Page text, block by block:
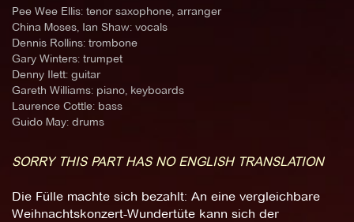
Pee Wee Ellis: tenor saxophone, arranger
China Moses, Ian Shaw: vocals
Dennis Rollins: trombone
Gary Winters: trumpet
Denny Ilett: guitar
Gareth Williams: piano, keyboards
Laurence Cottle: bass
Guido May: drums
SORRY THIS PART HAS NO ENGLISH TRANSLATION
Die Fülle machte sich bezahlt: An eine vergleichbare
Weihnachtskonzert-Wundertüte kann sich der